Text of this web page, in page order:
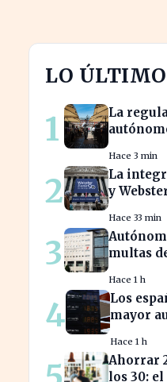
LO ÚLTIMO
1
La
empleo
Hace 3 min
2
La
y
Hace 33 min
3
multas
Hace 1 h
4
Los
mayor
durante
Hace 1 h
Ahorrar
los 30: